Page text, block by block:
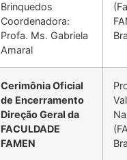
Brinquedos
Coordenadora:
Profa. Ms. Gabriela
Amaral
Cerimônia Oficial
de Encerramento
Direção Geral da
FACULDADE
FAMEN